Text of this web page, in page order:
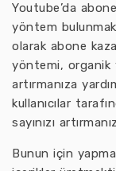
Youtube’da
yöntem
olarak abone
yöntemi, organik
artırmanıza
kullanıcılar
sayınızı
Bunun için